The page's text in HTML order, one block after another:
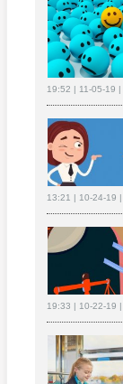
19:52 | 11-05-19 |
13:21 | 10-24-19 |
19:33 | 10-22-19 |